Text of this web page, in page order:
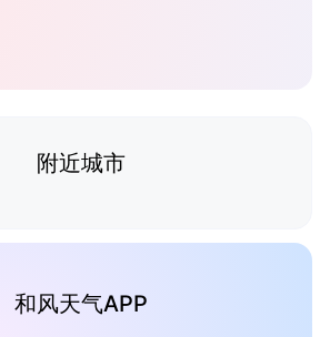
附近城市
和风天气APP